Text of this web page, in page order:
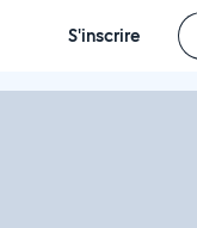
S'inscrire